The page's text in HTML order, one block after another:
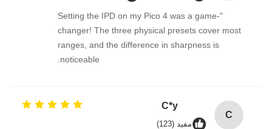
"Setting the IPD on my Pico 4 was a game-
changer! The three physical presets cover most
ranges, and the difference in sharpness is
noticeable.
C
C*y
مفید (123)